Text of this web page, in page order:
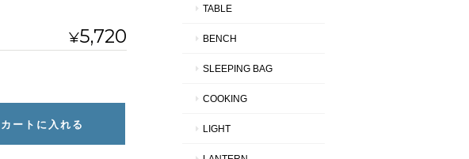
¥5,720
TABLE
BENCH
SLEEPING BAG
COOKING
LIGHT